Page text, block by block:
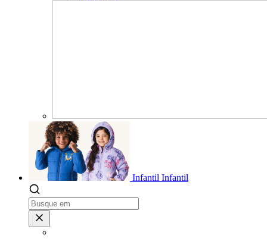
Infantil Infantil